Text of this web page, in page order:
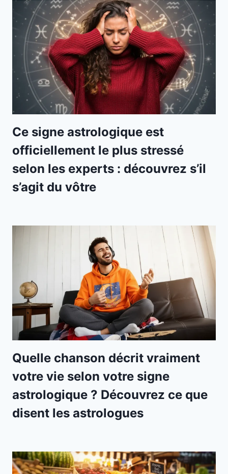
Ce signe astrologique est
officiellement le plus stressé
selon les experts : découvrez s’il
s’agit du vôtre
Quelle chanson décrit vraiment
votre vie selon votre signe
astrologique ? Découvrez ce que
disent les astrologues